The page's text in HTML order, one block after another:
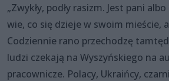
„Zwykły, podły rasizm. Jest pani
wie, co się dzieje w swoim mieście,
Codziennie rano przechodzę
ludzi czekają na Wyszyńskiego na
pracownicze. Polacy, Ukraińcy,